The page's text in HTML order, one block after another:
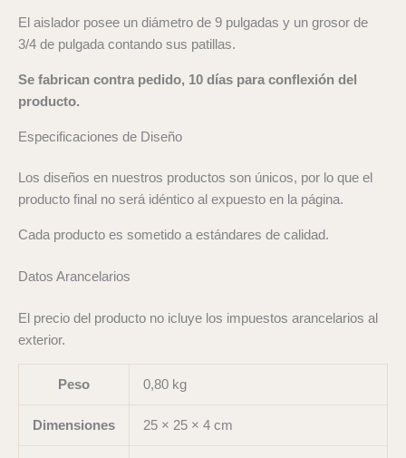
El aislador posee un diámetro de 9 pulgadas y un grosor de
3/4 de pulgada contando sus patillas.
Se fabrican contra pedido, 10 días para conflexión del
producto.
Especificaciones de Diseño
Los diseños en nuestros productos son únicos, por lo que el
producto final no será idéntico al expuesto en la página.
Cada producto es sometido a estándares de calidad.
Datos Arancelarios
El precio del producto no icluye los impuestos arancelarios al
exterior.
Peso 0,80 kg
Dimensiones 25 × 25 × 4 cm